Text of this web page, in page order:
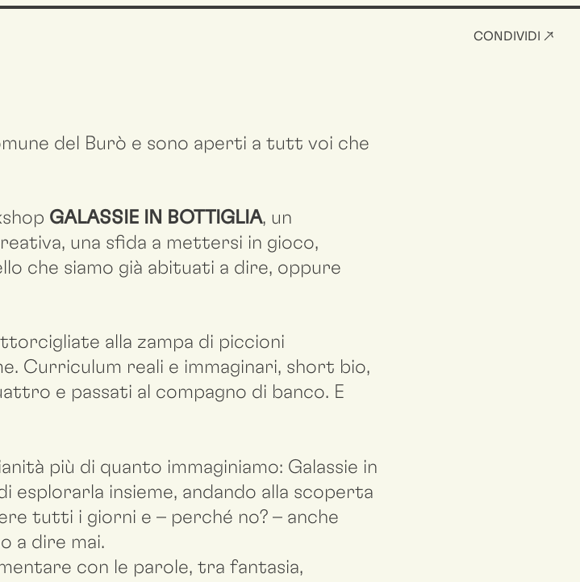
CONDIVIDI ↗
del Burò e sono aperti a tutt voi che
GALASSIE IN BOTTIGLIA, un
una sfida a mettersi in gioco,
che siamo già abituati a dire, oppure
alla zampa di piccioni
Curriculum reali e immaginari, short bio,
e passati al compagno di banco. E
più di quanto immaginiamo: Galassie in
insieme, andando alla scoperta
tutti i giorni e – perché no? – anche
a dire mai.
con le parole, tra fantasia,